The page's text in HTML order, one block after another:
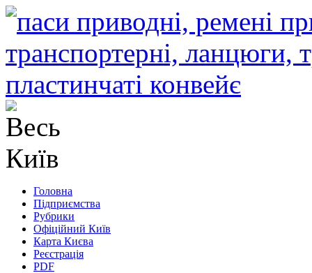
Головна
Підприємства
Рубрики
Офіційний Київ
Карта Києва
Реєстрація
PDF